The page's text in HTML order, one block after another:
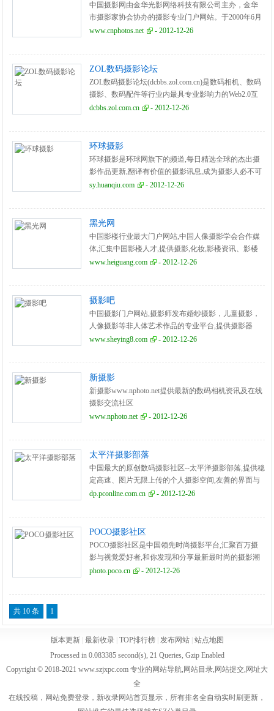
中国摄影网由金华光影网络科技有限公司主办，金华
市摄影家协会协办的摄影专业门户网站。于2000年6月
开通，致力于向摄影爱好者、专业摄影工作者及摄影
提供尼康、佳能、美能达、索尼、富士、柯达、松下
等全球知名摄影摄像器材的试用报告、器材点评、器
材测评、外观展示、器材报价、中文使用说明书下载
以及新产品的最新上市动态。以及摄影教室、个人影
www.cnphotos.net - 2012-12-26
ZOL数码摄影论坛
ZOL数码摄影论坛(dcbbs.zol.com.cn)是数码相机、数码
摄影、数码配件等行业内最具专业影响力的Web2.0互
动论坛。数码摄影论坛以器材交流、技巧分享、外拍
dcbbs.zol.com.cn - 2012-12-26
环球摄影
环球摄影是环球网旗下的频道,每日精选全球的杰出摄
影作品更新,翻译有价值的摄影讯息,成为摄影人必不可
少的信息来源之一。
sy.huanqiu.com - 2012-12-26
黑光网
中国影楼行业最大门户网站,中国人像摄影学会合作媒
体,汇集中国影楼人才,提供摄影,化妆,影楼资讯、影楼
摄影作品，摄影教程，摄影器材，化妆教程，影楼化
www.heiguang.com - 2012-12-26
摄影吧
中国摄影门户网站,摄影师发布婚纱摄影，儿童摄影，
人像摄影等非人体艺术作品的专业平台,提供摄影器
材、摄影大赛、摄影模特等资讯
www.sheying8.com - 2012-12-26
新摄影
新摄影www.nphoto.net提供最新的数码相机资讯及在线
摄影交流社区
www.nphoto.net
- 2012-12-26
太平洋摄影部落
中国最大的原创数码摄影社区--太平洋摄影部落,提供稳
定高速、图片无限上传的个人摄影空间,友善的界面与
强大的功能,为用户提供良好的使用体验。
dp.pconline.com.cn - 2012-12-26
POCO摄影社区
POCO摄影社区是中国领先时尚摄影平台,汇聚百万摄
影与视觉爱好者,和你发现和分享最新最时尚的摄影潮
流
photo.poco.cn - 2012-12-26
共 10 条 1
版本更新| 最新收录| TOP排行榜| 发布网站| 站点地图
Processed in 0.083385 second(s), 21 Queries, Gzip Enabled
Copyright © 2018-2021 www.szjxpc.com 专业的网站导航,网站目录,网站提交,网址大
全
在线投稿，网站免费登录，新收录网站首页显示，所有排名全自动实时刷更新，